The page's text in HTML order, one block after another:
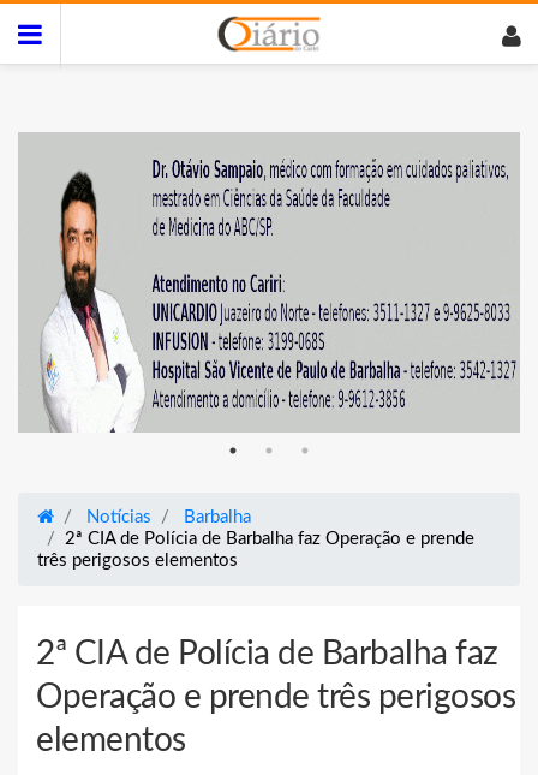
Notícias
Barbalha
2ª CIA de Polícia de Barbalha faz Operação e prende
três perigosos elementos
2ª CIA de Polícia de Barbalha faz
Operação e prende três perigosos
elementos